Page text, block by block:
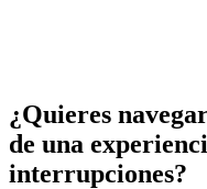
¿Quieres
de una
interrupciones?